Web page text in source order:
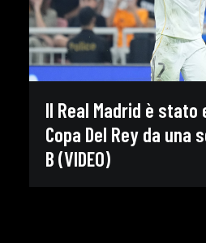
Il Real Madrid è
Copa Del Rey da una
B (VIDEO)